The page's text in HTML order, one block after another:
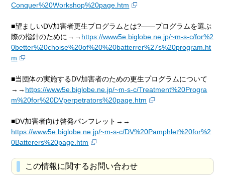
Conquer%20Workshop%20page.htm
■望ましいDV加害者更生プログラムとは?――プログラムを選ぶ
際の指針のために→→ https://www5e.biglobe.ne.jp/~m-s-c/for%2
0better%20choise%20of%20%20batterrer%27s%20program.ht
m
■当団体の実施するDV加害者のための更生プログラムについて
→→ https://www5e.biglobe.ne.jp/~m-s-c/Treatment%20Progra
m%20for%20DVperpetrators%20page.htm
■DV加害者向け啓発パンフレット→→
https://www5e.biglobe.ne.jp/~m-s-c/DV%20Pamphlet%20for%2
0Batterers%20page.htm
この情報に関するお問い合わせ